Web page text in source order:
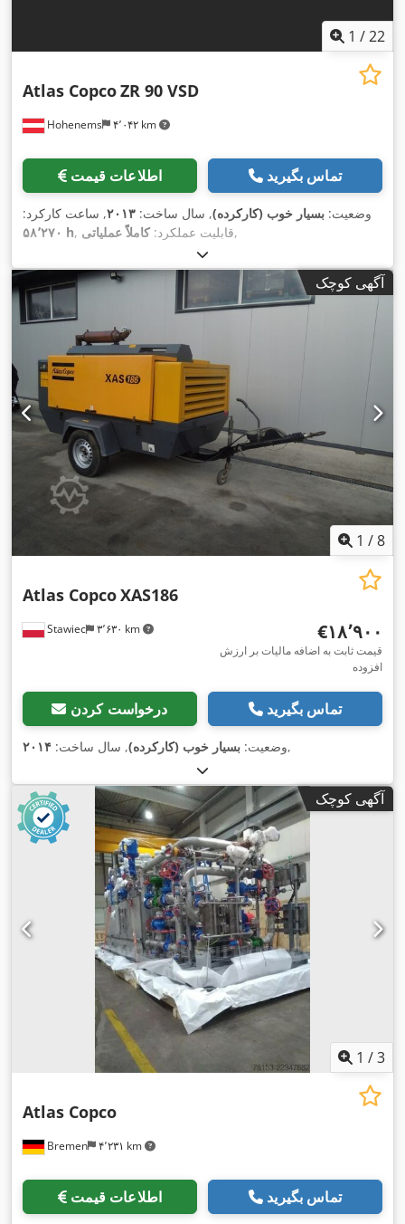
1 /22
Hohenems ۴٬۰۴۲ km
Atlas CopcoZR 90 VSD
اطلاعات قیمت تماس بگیرید
وضعیت: بسیار خوب (کارکرده), سال ساخت: ۲۰۱۳, ساعت کارکرد:
۵۸٬۲۷۰ h
, قابلیت عملکرد:کاملاً عملیاتی ,
آگهی کوچک
1 /8
Stawiec ۳٬۶۳۰ km
Atlas CopcoXAS186
‎€۱۸٬۹۰۰
قیمت ثابت به اضافه مالیات بر ارزش
افزوده
درخواست کردن تماس بگیرید
وضعیت: بسیار خوب (کارکرده), سال ساخت: ۲۰۱۴ ,
آگهی کوچک
1 /3
Bremen ۴٬۲۳۱ km
Atlas Copco
اطلاعات قیمت تماس بگیرید